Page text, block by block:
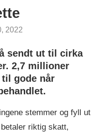
2022
sendt ut til cirka
2,7 millioner
til gode når
stemmer og fyll ut
riktig skatt,